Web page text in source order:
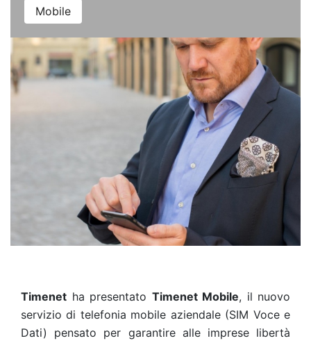
Mobile
Timenet ha presentato Timenet Mobile, il nuovo
servizio di telefonia mobile aziendale (SIM Voce e
Dati) pensato per garantire alle imprese libertà